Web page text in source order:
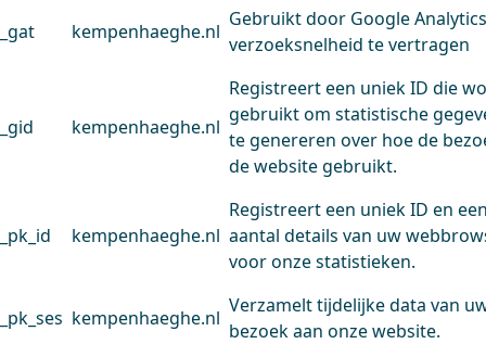
_gat kempenhaeghe.nl
Gebruikt door Google
verzoeksnelheid te vertragen
_gid kempenhaeghe.nl
Registreert een uniek ID die
gebruikt om statistische
te genereren over hoe de
de website gebruikt.
_pk_id kempenhaeghe.nl
Registreert een uniek ID en
aantal details van uw
voor onze statistieken.
_pk_ses kempenhaeghe.nl
Verzamelt tijdelijke data van
bezoek aan onze website.